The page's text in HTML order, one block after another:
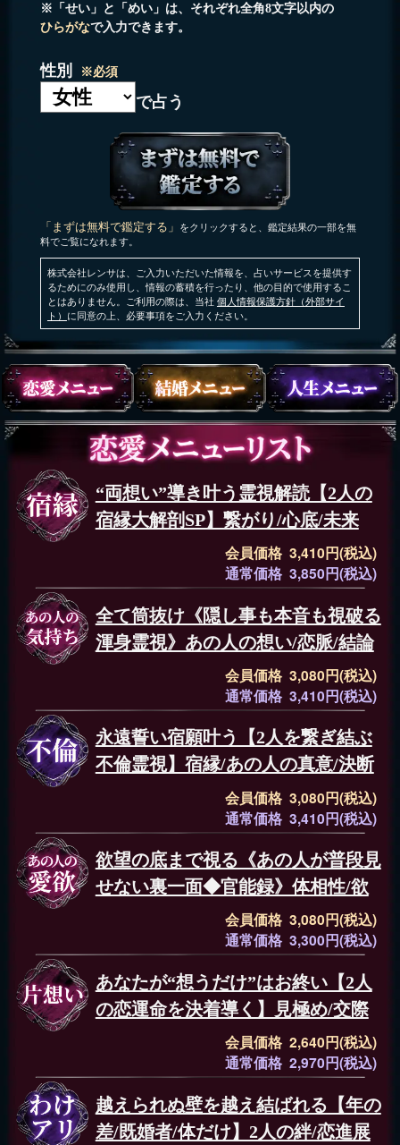
※「せい」と「めい」は、それぞれ全角8文字以内の
ひらがなで入力できます。
性別 ※必須
で占う
「まずは無料で鑑定する」 をクリックすると、鑑定結果の一部を無
料でご覧になれます。
株式会社レンサは、ご入力いただいた情報を、占いサービスを提供す
るためにのみ使用し、情報の蓄積を行ったり、他の目的で使用するこ
とはありません。ご利用の際は、当社 個人情報保護方針（外部サイ
ト） に同意の上、必要事項をご入力ください。
“両想い”導き叶う霊視解読【2人の
宿縁大解剖SP】繋がり/心底/未来
会員価格 3,410円(税込)
通常価格 3,850円(税込)
全て筒抜け《隠し事も本音も視破る
渾身霊視》あの人の想い/恋脈/結論
会員価格 3,080円(税込)
通常価格 3,410円(税込)
永遠誓い宿願叶う【2人を繋ぎ結ぶ
不倫霊視】宿縁/あの人の真意/決断
会員価格 3,080円(税込)
通常価格 3,410円(税込)
欲望の底まで視る《あの人が普段見
せない裏一面◆官能録》体相性/欲
会員価格 3,080円(税込)
通常価格 3,300円(税込)
あなたが“想うだけ”はお終い【2人
の恋運命を決着導く】見極め/交際
会員価格 2,640円(税込)
通常価格 2,970円(税込)
越えられぬ壁を越え結ばれる【年の
差/既婚者/体だけ】2人の絆/恋進展